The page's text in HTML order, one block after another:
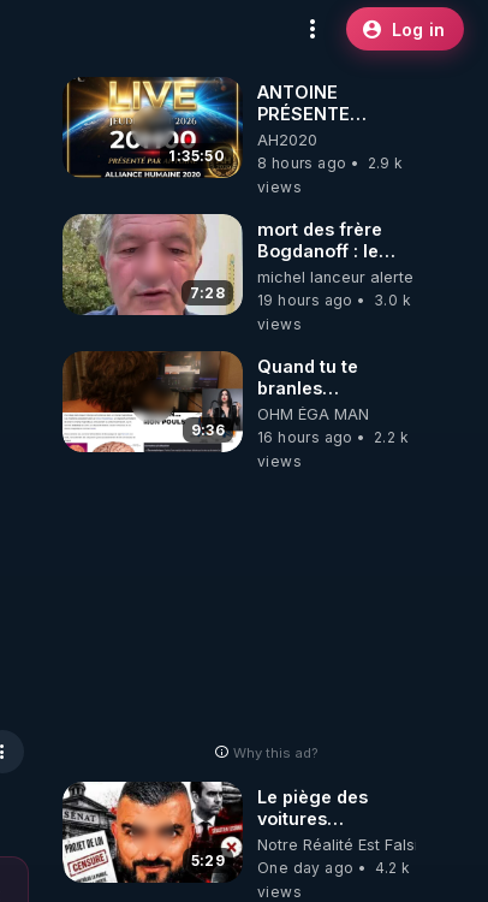
Log in
1:35:50
ANTOINE
PRÉSENTE
AH2020 LE LIVE
20H ***DU
06/08/2026***
AH2020
8 hours ago
2.9 k
views
7:28
mort des frère
Bogdanoff : le
mensonge d état
michel lanceur alerte
19 hours ago
3.0 k
views
9:36
Quand tu te
branles
bonhomme tu
émets des ondes
ils ont juste omis
OHM ÉGA MAN
16 hours ago
2.2 k
views
Why this ad?
5:29
Le piège des
voitures
électriques se
referme sur les
usagers !
Notre Réalité Est Falsifiée Et
One day ago
4.2 k
views